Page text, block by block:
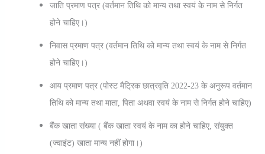
जाति प्रमाण पत्र (वर्तमान तिथि को मान्य तथा स्वयं के नाम से निर्गत
होने चाहिए।)
निवास प्रमाण पत्र (वर्तमान तिथि को मान्य तथा स्वयं के नाम से निर्गत
होने चाहिए।)
आय प्रमाण पत्र (पोस्ट मैट्रिक छात्रवृति 2022-23 के अनुरूप वर्तमान
तिथि को मान्य तथा माता, पिता अथवा स्वयं के नाम से निर्गत होने चाहिए)
बैंक खाता संख्या ( बैंक खाता स्वयं के नाम का होने चाहिए, संयुक्त
(ज्वाइंट) खाता मान्य नहीं होगा।)